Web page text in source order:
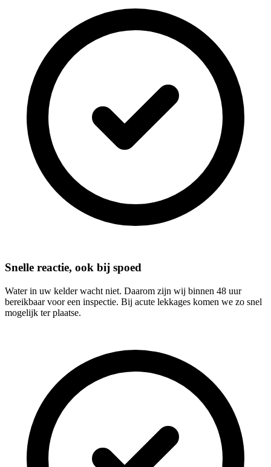
Snelle reactie, ook bij spoed
Water in uw kelder wacht niet. Daarom zijn wij binnen 48 uur
bereikbaar voor een inspectie. Bij acute lekkages komen we zo snel
mogelijk ter plaatse.